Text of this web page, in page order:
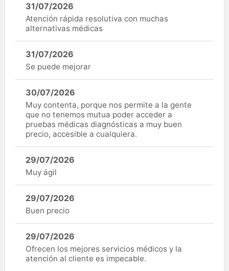
31/07/2026
Atención rápida resolutiva con muchas
alternativas médicas
31/07/2026
Se puede mejorar
30/07/2026
Muy contenta, porque nos permite a la gente
que no tenemos mutua poder acceder a
pruebas médicas diagnósticas a muy buen
precio, accesible a cualquiera.
29/07/2026
Muy ágil
29/07/2026
Buen precio
29/07/2026
Ofrecen los mejores servicios médicos y la
atención al cliente es impecable.